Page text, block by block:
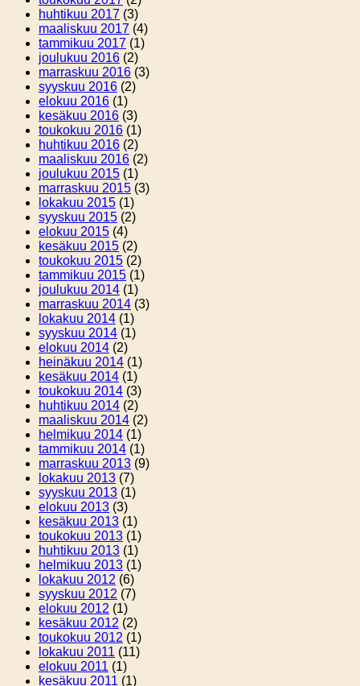
huhtikuu 2017 (3)
maaliskuu 2017 (4)
tammikuu 2017 (1)
joulukuu 2016 (2)
marraskuu 2016 (3)
syyskuu 2016 (2)
elokuu 2016 (1)
kesäkuu 2016 (3)
toukokuu 2016 (1)
huhtikuu 2016 (2)
maaliskuu 2016 (2)
joulukuu 2015 (1)
marraskuu 2015 (3)
lokakuu 2015 (1)
syyskuu 2015 (2)
elokuu 2015 (4)
kesäkuu 2015 (2)
toukokuu 2015 (2)
tammikuu 2015 (1)
joulukuu 2014 (1)
marraskuu 2014 (3)
lokakuu 2014 (1)
syyskuu 2014 (1)
elokuu 2014 (2)
heinäkuu 2014 (1)
kesäkuu 2014 (1)
toukokuu 2014 (3)
huhtikuu 2014 (2)
maaliskuu 2014 (2)
helmikuu 2014 (1)
tammikuu 2014 (1)
marraskuu 2013 (9)
lokakuu 2013 (7)
syyskuu 2013 (1)
elokuu 2013 (3)
kesäkuu 2013 (1)
toukokuu 2013 (1)
huhtikuu 2013 (1)
helmikuu 2013 (1)
lokakuu 2012 (6)
syyskuu 2012 (7)
elokuu 2012 (1)
kesäkuu 2012 (2)
toukokuu 2012 (1)
lokakuu 2011 (11)
elokuu 2011 (1)
kesäkuu 2011 (1)